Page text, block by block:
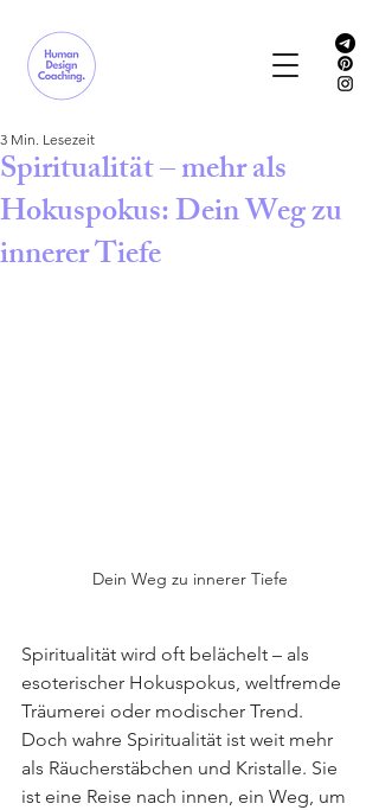
Spiritualität – mehr als
Hokuspokus: Dein Weg zu
innerer Tiefe
3 Min. Lesezeit
Dein Weg zu innerer Tiefe
Spiritualität wird oft belächelt – als
esoterischer Hokuspokus, weltfremde
Träumerei oder modischer Trend.
Doch wahre Spiritualität ist weit mehr
als Räucherstäbchen und Kristalle. Sie
ist eine Reise nach innen, ein Weg, um